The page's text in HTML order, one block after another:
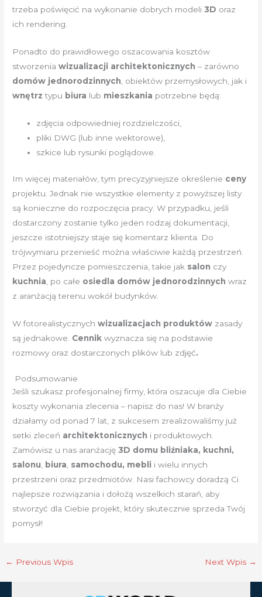
trzeba poświęcić na wykonanie dobrych modeli3D oraz
ich rendering.
Ponadto do prawidłowego oszacowania kosztów
stworzenia wizualizacji architektonicznych – zarówno
domów jednorodzinnych , obiektów przemysłowych, jak i
wnętrz typu biura lub mieszkania potrzebne będą:
zdjęcia odpowiedniej rozdzielczości,
pliki DWG (lub inne wektorowe),
szkice lub rysunki poglądowe.
Im więcej materiałów, tym precyzyjniejsze określenie ceny
projektu. Jednak nie wszystkie elementy z powyższej listy
są konieczne do rozpoczęcia pracy. W przypadku, jeśli
dostarczony zostanie tylko jeden rodzaj dokumentacji,
jeszcze istotniejszy staje się komentarz klienta. Do
trójwymiaru przenieść można właściwie każdą przestrzeń.
Przez pojedyncze pomieszczenia, takie jak salon czy
kuchnia, po całe osiedla domów jednorodzinnych wraz
z aranżacją terenu wokół budynków.
W fotorealistycznychwizualizacjach produktów zasady
są jednakowe. Cennikwyznacza się na podstawie
rozmowy oraz dostarczonych plików lub zdjęć.
Podsumowanie
Jeśli szukasz profesjonalnej firmy, która oszacuje dla Ciebie
koszty wykonania zlecenia – napisz do nas! W branży
działamy od ponad 7 lat, z sukcesem zrealizowaliśmy już
setki zleceń architektonicznych i produktowych.
Zamówisz u nas aranżację3D domu bliźniaka, kuchni,
salonu
biura samochodu, mebli i wielu innych
przestrzeni oraz przedmiotów. Nasi fachowcy doradzą Ci
najlepsze rozwiązania i dołożą wszelkich starań, aby
stworzyć dla Ciebie projekt, który skutecznie sprzeda Twój
pomysł!
← Previous Wpis Next Wpis →